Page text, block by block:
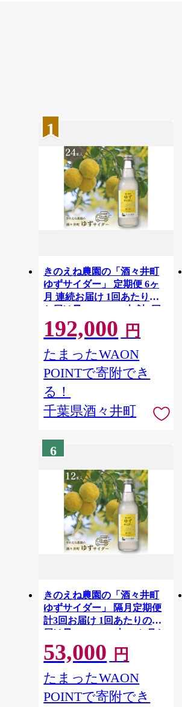
1
きのえね農園の「酒々井町
ゆずサイダー」 定期便 6ヶ
月 連続お届け 1回あたりの
お届け量:340ml×24本 計6回
お届け サイダー 地サイダー
炭酸飲料 千葉県 酒々井町
192,000 円
たまったWAON
POINTで寄附でき
る！
千葉県酒々井町
6
きのえね農園の「酒々井町
ゆずサイダー」 隔月定期便
計3回お届け 1回あたりのお
届け量:340ml×12本 一か月お
きに届く定期便 サイダー 地
サイダー 炭酸飲料 千葉県
酒々井町
53,000 円
たまったWAON
POINTで寄附でき